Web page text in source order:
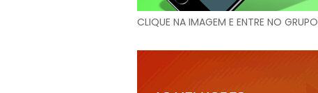
CLIQUE NA IMAGEM E ENTRE NO GRUPO